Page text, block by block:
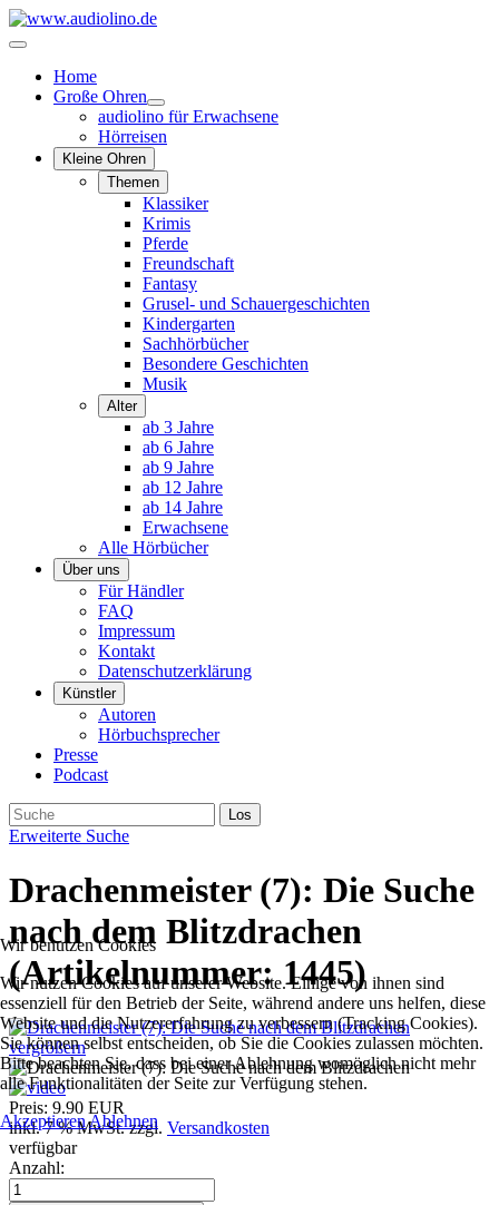
Home
Große Ohren
audiolino für Erwachsene
Hörreisen
Kleine Ohren
Themen
Klassiker
Krimis
Pferde
Freundschaft
Fantasy
Grusel- und Schauergeschichten
Kindergarten
Sachhörbücher
Besondere Geschichten
Musik
Alter
ab 3 Jahre
ab 6 Jahre
ab 9 Jahre
ab 12 Jahre
ab 14 Jahre
Erwachsene
Alle Hörbücher
Über uns
Für Händler
FAQ
Impressum
Kontakt
Datenschutzerklärung
Künstler
Autoren
Hörbuchsprecher
Presse
Podcast
Erweiterte Suche
Drachenmeister (7): Die Suche
nach dem Blitzdrachen
(Artikelnummer:1445)
vergrößern
Preis: 9.90 EUR
inkl. 7 % MwSt. zzgl. Versandkosten
verfügbar
Anzahl:
Wir benutzen Cookies
Wir nutzen Cookies auf unserer Website. Einige von ihnen sind
essenziell für den Betrieb der Seite, während andere uns helfen, diese
Website und die Nutzererfahrung zu verbessern (Tracking Cookies).
Sie können selbst entscheiden, ob Sie die Cookies zulassen möchten.
Bitte beachten Sie, dass bei einer Ablehnung womöglich nicht mehr
alle Funktionalitäten der Seite zur Verfügung stehen.
Akzeptieren Ablehnen